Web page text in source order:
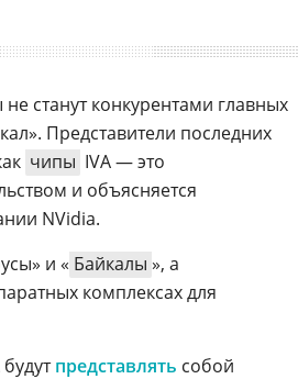
станут конкурентами главных
Представители последних
чипы IVA — это
и объясняется
NVidia.
и « Байкалы », а
комплексах для
представлять собой